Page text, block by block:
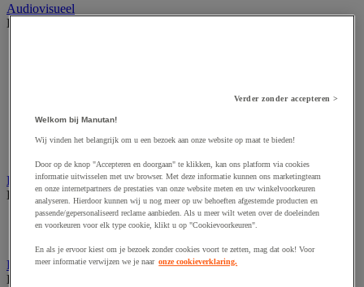
Audiovisueel
Bekijk de hele productgroep
Fotocamera, videocamera en verrekijker
Projectie en videoprojectie-apparatuur
Studioverlichting en accessoires
Bewegwijzering en aanduidingsborden
Bekijk de hele productgroep
Deurnaambord
Folderrek en -houder
Bekijk de hele productgroep
Verder zonder accepteren >
Welkom bij Manutan!
Wij vinden het belangrijk om u een bezoek aan onze website op maat te bieden!
Door op de knop "Accepteren en doorgaan" te klikken, kan ons platform via cookies
informatie uitwisselen met uw browser. Met deze informatie kunnen ons marketingteam
en onze internetpartners de prestaties van onze website meten en uw winkelvoorkeuren
analyseren. Hierdoor kunnen wij u nog meer op uw behoeften afgestemde producten en
passende/gepersonaliseerd reclame aanbieden. Als u meer wilt weten over de doeleinden
en voorkeuren voor elk type cookie, klikt u op "Cookievoorkeuren".
En als je ervoor kiest om je bezoek zonder cookies voort te zetten, mag dat ook! Voor
meer informatie verwijzen we je naar onze cookieverklaring.